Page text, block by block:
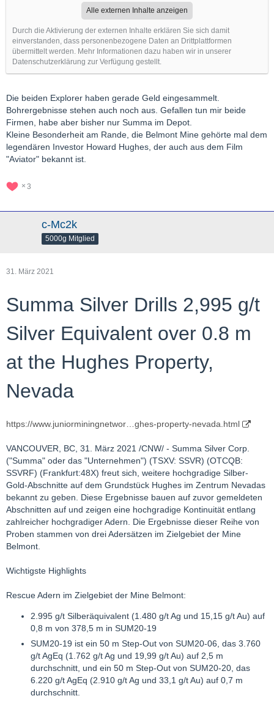
Alle externen Inhalte anzeigen
Durch die Aktivierung der externen Inhalte erklären Sie sich damit
einverstanden, dass personenbezogene Daten an Drittplattformen
übermittelt werden. Mehr Informationen dazu haben wir in unserer
Datenschutzerklärung zur Verfügung gestellt.
Die beiden Explorer haben gerade Geld eingesammelt.
Bohrergebnisse stehen auch noch aus. Gefallen tun mir beide
Firmen, habe aber bisher nur Summa im Depot.
Kleine Besonderheit am Rande, die Belmont Mine gehörte mal dem
legendären Investor Howard Hughes, der auch aus dem Film
"Aviator" bekannt ist.
3
c-Mc2k
5000g Mitglied
31. März 2021
Summa Silver Drills 2,995 g/t
Silver Equivalent over 0.8 m
at the Hughes Property,
Nevada
https://www.juniorminingnetwor…ghes-property-nevada.html
VANCOUVER, BC, 31. März 2021 /CNW/ - Summa Silver Corp.
("Summa" oder das "Unternehmen") (TSXV: SSVR) (OTCQB:
SSVRF) (Frankfurt:48X) freut sich, weitere hochgradige Silber-
Gold-Abschnitte auf dem Grundstück Hughes im Zentrum Nevadas
bekannt zu geben. Diese Ergebnisse bauen auf zuvor gemeldeten
Abschnitten auf und zeigen eine hochgradige Kontinuität entlang
zahlreicher hochgradiger Adern. Die Ergebnisse dieser Reihe von
Proben stammen von drei Adersätzen im Zielgebiet der Mine
Belmont.
Wichtigste Highlights
Rescue Adern im Zielgebiet der Mine Belmont:
2.995 g/t Silberäquivalent (1.480 g/t Ag und 15,15 g/t Au) auf
0,8 m von 378,5 m in SUM20-19
SUM20-19 ist ein 50 m Step-Out von SUM20-06, das 3.760
g/t AgEq (1.762 g/t Ag und 19,99 g/t Au) auf 2,5 m
durchschnitt, und ein 50 m Step-Out von SUM20-20, das
6.220 g/t AgEq (2.910 g/t Ag und 33,1 g/t Au) auf 0,7 m
durchschnitt.